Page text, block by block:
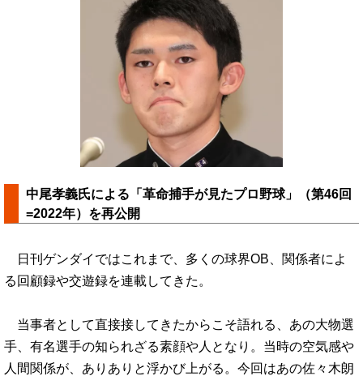
中尾孝義氏による「革命捕手が見たプロ野球」（第46回
=2022年）を再公開
日刊ゲンダイではこれまで、多くの球界OB、関係者によ
る回顧録や交遊録を連載してきた。
当事者として直接接してきたからこそ語れる、あの大物選
手、有名選手の知られざる素顔や人となり。当時の空気感や
人間関係が、ありありと浮かび上がる。今回はあの佐々木朗